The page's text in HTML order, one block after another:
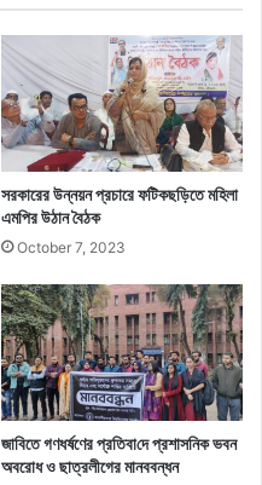
সরকারের উন্নয়ন প্রচারে ফটিকছড়িতে মহিলা
এমপির উঠান বৈঠক
October 7, 2023
জাবিতে গণধর্ষণের প্রতিবা‌দে প্রশাসনিক ভবন
অবরোধ ও ছাত্রলীগের মানববন্ধন